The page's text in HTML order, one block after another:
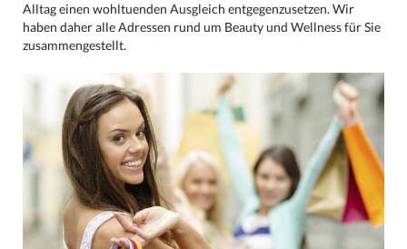
Alltag einen wohltuenden Ausgleich entgegenzusetzen. Wir
haben daher alle Adressen rund um Beauty und Wellness für Sie
zusammengestellt.